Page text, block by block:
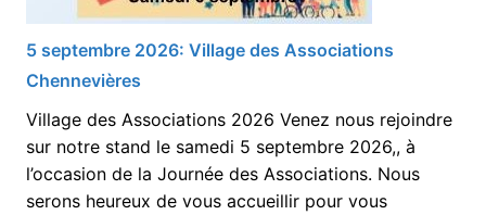
5 septembre 2026: Village des Associations
Chennevières
Village des Associations 2026 Venez nous rejoindre
sur notre stand le samedi 5 septembre 2026,, à
l’occasion de la Journée des Associations. Nous
serons heureux de vous accueillir pour vous